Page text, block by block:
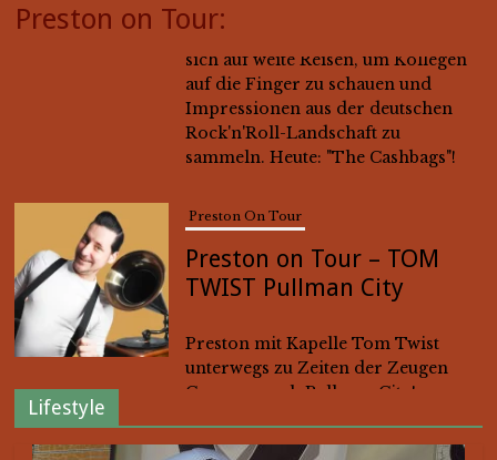
Preston on Tour:
Preston On Tour
Preston on Tour – TOM
TWIST Pullman City
Preston mit Kapelle Tom Twist
Coronas nach Pullman City!
Preston on Tour – The
Blue Velvets im Tonelli’s
(Leipzig)
Lifestyle